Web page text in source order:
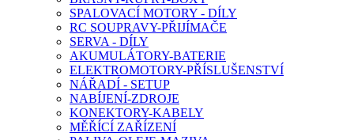
SPALOVACÍ MOTORY - DÍLY
RC SOUPRAVY-PŘIJÍMAČE
SERVA - DÍLY
AKUMULÁTORY-BATERIE
ELEKTROMOTORY-PŘÍSLUŠENSTVÍ
NÁŘADÍ - SETUP
NABÍJENÍ-ZDROJE
KONEKTORY-KABELY
MĚŘÍCÍ ZAŘÍZENÍ